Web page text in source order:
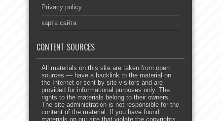
Privacy policy
карта сайта
CONTENT SOURCES
All materials on this site are taken from open
sources — have a backlink to the material on
the Internet or sent by site visitors and are
provided for informational purposes only. The
rights to the materials belong to their owners.
The site administration is not responsible for the
content of the material. If you have found
materials on our site that violate the copyrights